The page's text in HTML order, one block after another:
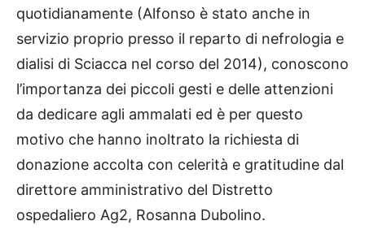
quotidianamente (Alfonso è stato anche in
servizio proprio presso il reparto di nefrologia e
dialisi di Sciacca nel corso del 2014), conoscono
l’importanza dei piccoli gesti e delle attenzioni
da dedicare agli ammalati ed è per questo
motivo che hanno inoltrato la richiesta di
donazione accolta con celerità e gratitudine dal
direttore amministrativo del Distretto
ospedaliero Ag2, Rosanna Dubolino.